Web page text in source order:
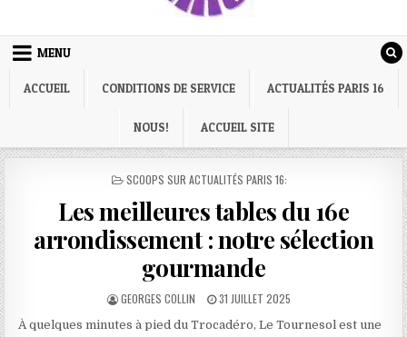
MENU
ACCUEIL CONDITIONS DE SERVICE ACTUALITÉS PARIS 16
NOUS! ACCUEIL SITE
POSTED
SCOOPS SUR ACTUALITÉS PARIS 16:
Les meilleures tables du 16e
arrondissement : notre sélection
gourmande
AUTHOR:
GEORGES COLLIN
PUBLISHED
31 JUILLET 2025
À quelques minutes à pied du Trocadéro, Le Tournesol est une